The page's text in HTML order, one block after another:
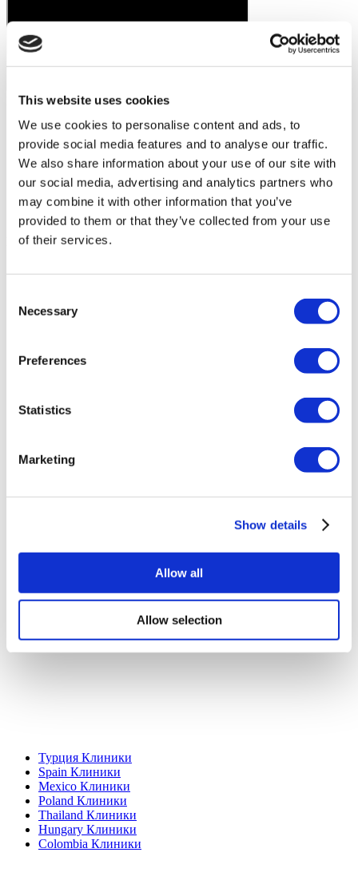
This website uses cookies
We use cookies to personalise content and ads, to
provide social media features and to analyse our traffic.
We also share information about your use of our site with
our social media, advertising and analytics partners who
may combine it with other information that you’ve
provided to them or that they’ve collected from your use
of their services.
Selection
Necessary
Preferences
Statistics
Marketing
Show details
Allow all
Allow selection
Видео пациентов Flymedi
FILTER ОЧИСТИТЕ ВСЕ
Направления(1 Opt. Selected)
Back
Направления
Германия (2)
Города
Back Города
Бавария
Берлин (1)
Flymedi
агентством группы A, зарегистрированным в TÜRSAB
(Сертификат № 12276).
Все процедуры проводятся в сертифицированном
медицинском туризме.
как это работает?
Flymedi Программа рекомендаций
Plany Platezhey
FAQ
Политика отмены
Турция Клиники
Spain Клиники
Mexico Клиники
Poland Клиники
Thailand Клиники
Hungary Клиники
Colombia Клиники